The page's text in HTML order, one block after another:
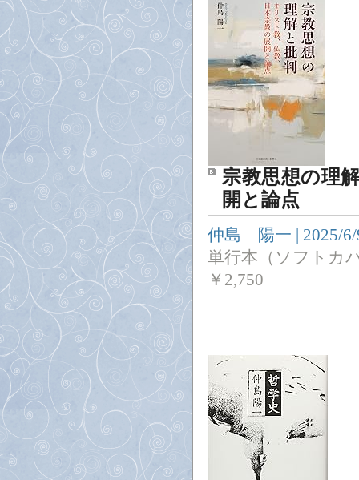
宗教思想の理
開と論点
仲島 陽一 | 2025/
単行本（ソフトカ
￥ 2,750